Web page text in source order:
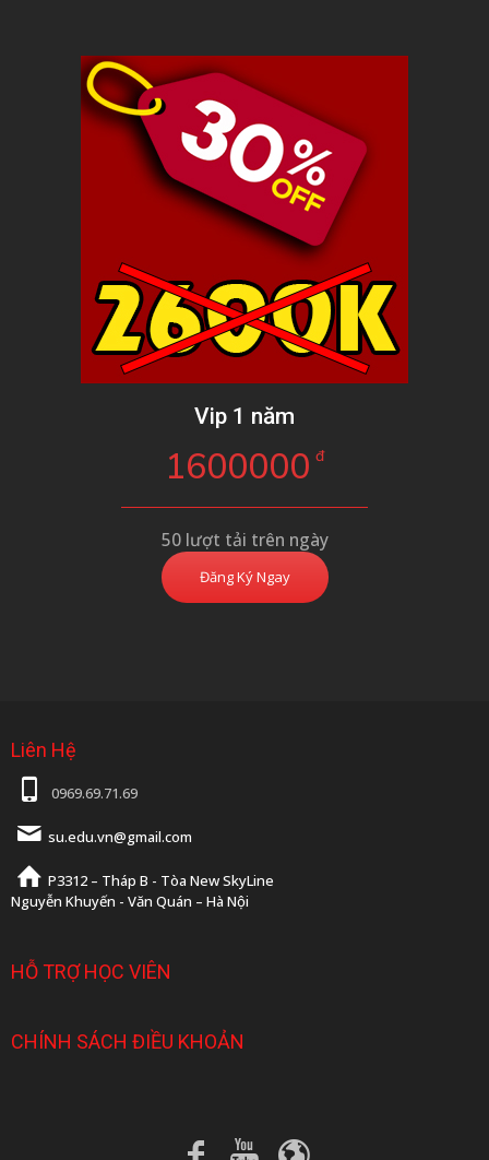
Vip 1 năm
1600000 đ
50 lượt tải trên ngày
Đăng Ký Ngay
Liên Hệ
0969.69.71.69
su.edu.vn@gmail.com
P3312 – Tháp B - Tòa New SkyLine
Nguyễn Khuyến - Văn Quán – Hà Nội
HỖ TRỢ HỌC VIÊN
CHÍNH SÁCH ĐIỀU KHOẢN